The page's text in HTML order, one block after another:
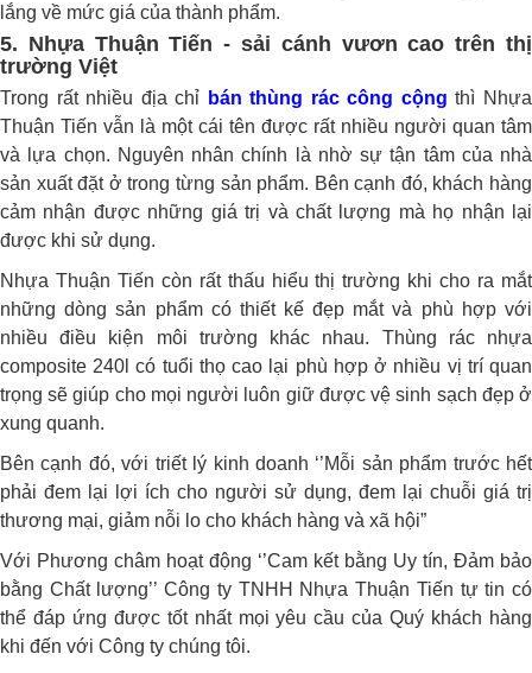
lắng về mức giá của thành phẩm.
5. Nhựa Thuận Tiến - sải cánh vươn cao trên thị
trường Việt
Trong rất nhiều địa chỉ bán thùng rác công cộng thì Nhựa
Thuận Tiến vẫn là một cái tên được rất nhiều người quan tâm
và lựa chọn. Nguyên nhân chính là nhờ sự tận tâm của nhà
sản xuất đặt ở trong từng sản phẩm. Bên cạnh đó, khách hàng
cảm nhận được những giá trị và chất lượng mà họ nhận lại
được khi sử dụng.
Nhựa Thuận Tiến còn rất thấu hiểu thị trường khi cho ra mắt
những dòng sản phẩm có thiết kế đẹp mắt và phù hợp với
nhiều điều kiện môi trường khác nhau. Thùng rác nhựa
composite 240l có tuổi thọ cao lại phù hợp ở nhiều vị trí quan
trọng sẽ giúp cho mọi người luôn giữ được vệ sinh sạch đẹp ở
xung quanh.
Bên cạnh đó, với triết lý kinh doanh ‘’Mỗi sản phẩm trước hết
phải đem lại lợi ích cho người sử dụng, đem lại chuỗi giá trị
thương mại, giảm nỗi lo cho khách hàng và xã hội”
Với Phương châm hoạt động ‘’Cam kết bằng Uy tín, Đảm bảo
bằng Chất lượng’’ Công ty TNHH Nhựa Thuận Tiến tự tin có
thể đáp ứng được tốt nhất mọi yêu cầu của Quý khách hàng
khi đến với Công ty chúng tôi.